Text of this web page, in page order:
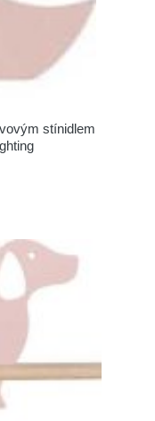
stínidlem